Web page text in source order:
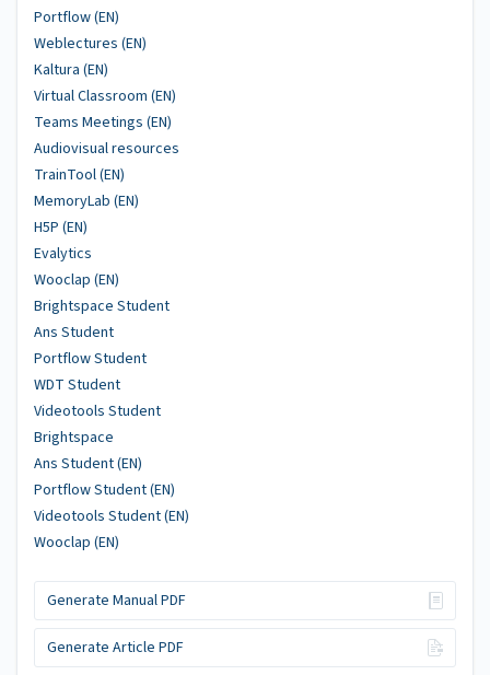
Portflow (EN)
Weblectures (EN)
Kaltura (EN)
Virtual Classroom (EN)
Teams Meetings (EN)
Audiovisual resources
TrainTool (EN)
MemoryLab (EN)
H5P (EN)
Evalytics
Wooclap (EN)
Brightspace Student
Ans Student
Portflow Student
WDT Student
Videotools Student
Brightspace
Ans Student (EN)
Portflow Student (EN)
Videotools Student (EN)
Wooclap (EN)
Generate Manual PDF
Generate Article PDF